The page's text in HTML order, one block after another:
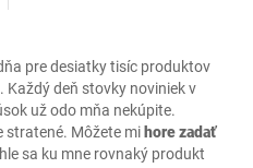
pre desiatky tisíc produktov
Každý deň stovky noviniek v
už odo mňa nekúpite.
stratené. Môžete mi hore zadať
sa ku mne rovnaký produkt